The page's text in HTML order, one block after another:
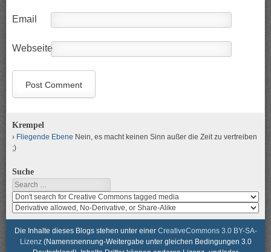
Email
Webseite
Krempel
Fliegende Ebene Nein, es macht keinen Sinn außer die Zeit zu vertreiben
;)
Suche
Search
Search
media
for
usage
rights
search
media
for
modification
Die Inhalte dieses Blogs stehen unter einer CreativeCommons 3.0 BY-SA-
Lizenz(Namensnennung-Weitergabe unter gleichen Bedingungen 3.0